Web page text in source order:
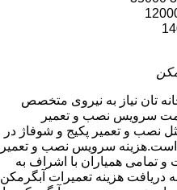
تان نیاز به نیروی متخصص
سرویس نصب و تعمیر
نصب و تعمیر پکیج و شوفاژ در
است.هزینه سرویس نصب و تعمیر
تمامی همیاران با اشراف به
دریافت هزینه تعمیرات آبگرمکن